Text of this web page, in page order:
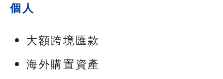
個人
大額跨境匯款
海外購置資產